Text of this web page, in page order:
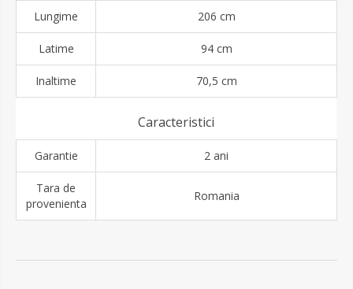
Lungime 206 cm
Latime 94 cm
Inaltime 70,5 cm
Caracteristici
Garantie 2 ani
Tara de
provenienta
Romania